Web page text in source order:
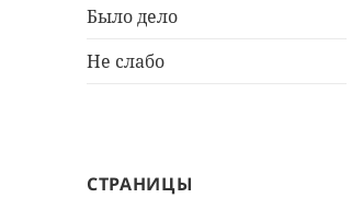
Было дело
Не слабо
СТРАНИЦЫ